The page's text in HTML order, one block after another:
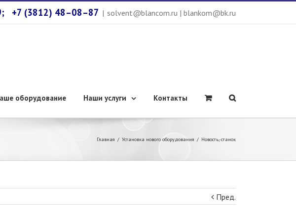
+7 (3812) 48–08–87 | solvent@blancom.ru | blankom@bk.ru
оборудование Наши услуги Контакты
Главная / Установка нового оборудования / Новость,-станок
Пред.